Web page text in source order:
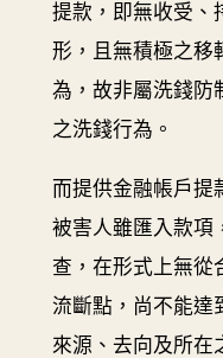
提款，即無收受、
形，且無積極之移
為，故非屬洗錢防
之洗錢行為。
而提供金融帳戶提
被害人雖匯入款項
查，在形式上無從
流斷點，尚不能達
來源、去向及所在